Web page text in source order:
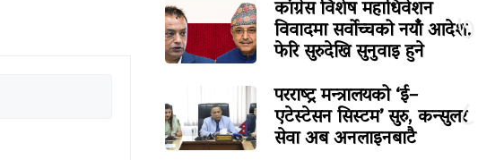
७
कांग्रेस विशेष महाधिवेशन
विवादमा सर्वोच्चको नयाँ आदेश,
फेरि सुरुदेखि सुनुवाइ हुने
८
परराष्ट्र मन्त्रालयको ‘ई–
एटेस्टेसन सिस्टम’ सुरु, कन्सुलर
सेवा अब अनलाइनबाटै